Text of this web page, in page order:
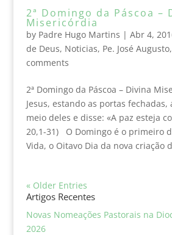
2ª Domingo da Páscoa –
Misericórdia
by Padre Hugo Martins | Abr 4,
de Deus, Noticias, Pe. José Augusto,
comments
2ª Domingo da Páscoa – Divina
Jesus, estando as portas fechadas,
meio deles e disse: «A paz esteja
20,1-31) O Domingo é o primeiro
Vida, o Oitavo Dia da nova criação
« Older Entries
Artigos Recentes
Novas Nomeações Pastorais na
2026